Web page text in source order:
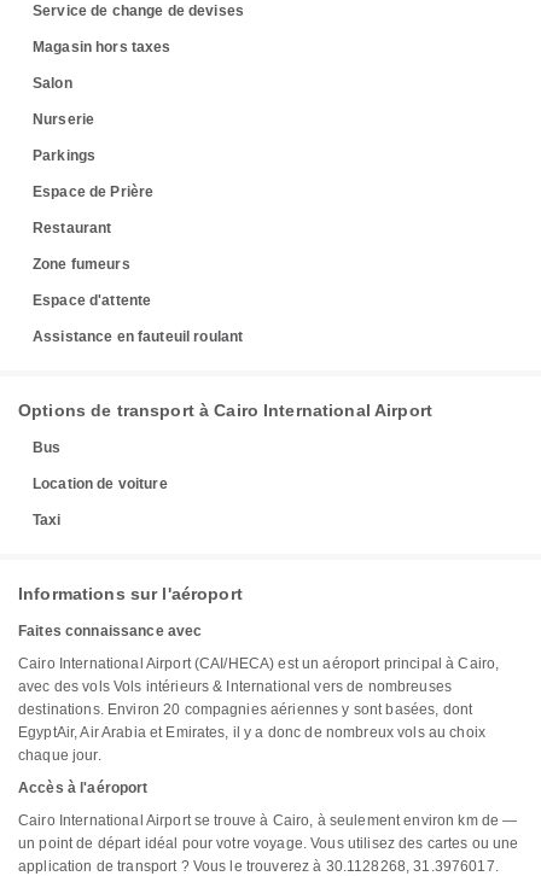
Service de change de devises
Magasin hors taxes
Salon
Nurserie
Parkings
Espace de Prière
Restaurant
Zone fumeurs
Espace d'attente
Assistance en fauteuil roulant
Options de transport à Cairo International Airport
Bus
Location de voiture
Taxi
Informations sur l'aéroport
Faites connaissance avec
Cairo International Airport (CAI/HECA) est un aéroport principal à Cairo,
avec des vols Vols intérieurs & International vers de nombreuses
destinations. Environ 20 compagnies aériennes y sont basées, dont
EgyptAir, Air Arabia et Emirates, il y a donc de nombreux vols au choix
chaque jour.
Accès à l'aéroport
Cairo International Airport se trouve à Cairo, à seulement environ km de —
un point de départ idéal pour votre voyage. Vous utilisez des cartes ou une
application de transport ? Vous le trouverez à 30.1128268, 31.3976017.